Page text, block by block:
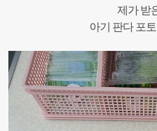
제가 받
아기 판다 포